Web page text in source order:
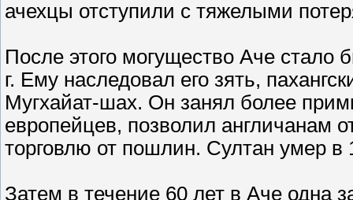
ачехцы отступили с тяжелыми
После этого могущество Аче стало
г. Ему наследовал его зять,
Мугхайат-шах. Он занял более
европейцев, позволил англичанам
торговлю от пошлин. Султан умер в
Затем в течение 60 лет в Аче одна